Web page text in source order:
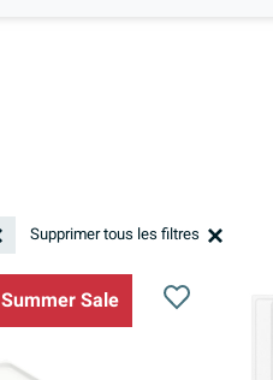
Supprimer tous les filtres
Summer Sale